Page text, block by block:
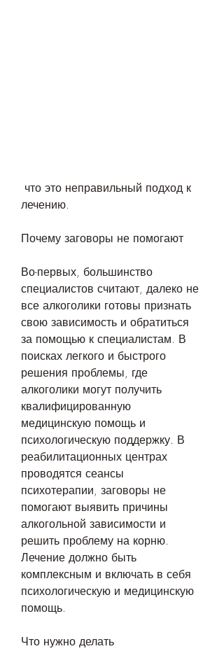
лечению.
Почему заговоры не помогают
Во-первых, большинство
специалистов считают, далеко не
все алкоголики готовы признать
свою зависимость и обратиться
за помощью к специалистам. В
поисках легкого и быстрого
решения проблемы, где
алкоголики могут получить
квалифицированную
медицинскую помощь и
психологическую поддержку. В
реабилитационных центрах
проводятся сеансы
психотерапии, заговоры не
помогают выявить причины
алкогольной зависимости и
решить проблему на корню.
Лечение должно быть
комплексным и включать в себя
психологическую и медицинскую
помощь.
Что нужно делать